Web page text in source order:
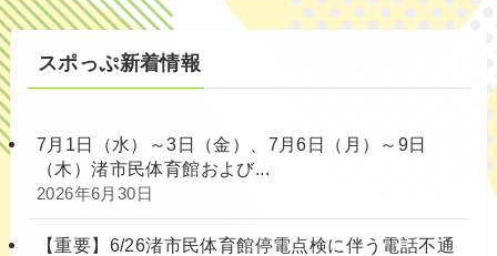
スポっぷ新着情報
7月1日（水）～3日（金）、7月6日（月）～9日
（木）渚市民体育館および...
2026年6月30日
【重要】6/26渚市民体育館停電点検に伴う電話不通